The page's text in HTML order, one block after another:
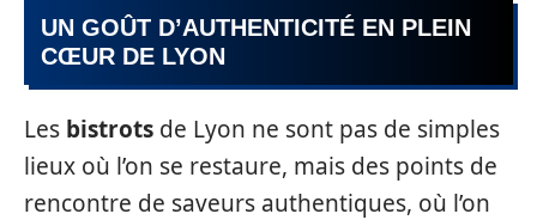
UN GOÛT D’AUTHENTICITÉ EN PLEIN
CŒUR DE LYON
Les bistrots de Lyon ne sont pas de simples
lieux où l’on se restaure, mais des points de
rencontre de saveurs authentiques, où l’on